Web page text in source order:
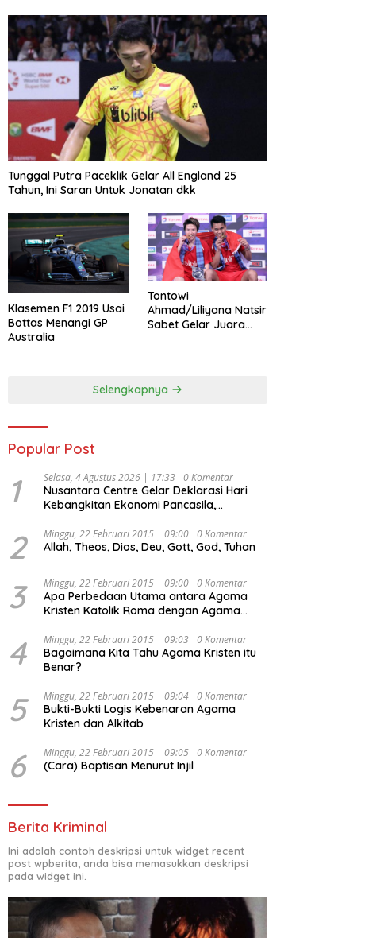
Tunggal Putra Paceklik Gelar All England 25
Tahun, Ini Saran Untuk Jonatan dkk
Klasemen F1 2019 Usai
Bottas Menangi GP
Australia
Tontowi
Ahmad/Liliyana Natsir
Sabet Gelar Juara
Selengkapnya
Popular Post
1 Selasa, 4 Agustus 2026 | 17:33 0 Komentar
Nusantara Centre Gelar Deklarasi Hari
Kebangkitan Ekonomi Pancasila,
Djojohadikusumo Anti Penjajahan
(Pergolakan Ekonomi Politik Indonesia) &
Undang Perekonomian Nasional dan
Kesejahteraan Sosial dalam Menata
Bangsa Menuju Indonesia Emas 2045”,
2 Minggu, 22 Februari 2015 | 09:00 0 Komentar
Allah, Theos, Dios, Deu, Gott, God, Tuhan
3 Minggu, 22 Februari 2015 | 09:00 0 Komentar
Apa Perbedaan Utama antara Agama
Kristen Katolik Roma dengan Agama
4 Minggu, 22 Februari 2015 | 09:03 0 Komentar
Bagaimana Kita Tahu Agama Kristen itu
Benar?
5 Minggu, 22 Februari 2015 | 09:04 0 Komentar
Bukti-Bukti Logis Kebenaran Agama
Kristen dan Alkitab
6 Minggu, 22 Februari 2015 | 09:05 0 Komentar
(Cara) Baptisan Menurut Injil
Berita Kriminal
Ini adalah contoh deskripsi untuk widget recent
post wpberita, anda bisa memasukkan deskripsi
pada widget ini.